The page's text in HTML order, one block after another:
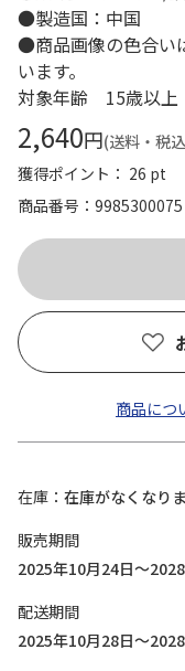
●製造国：中国
●商品画像の色合い
います。
対象年齢 15歳以上
2,640円(送料・税
獲得ポイント： 26 pt
商品番号
9985300075
商品につ
在庫
在庫がなくなり
販売期間
2025年10月24日～
配送期間
2025年10月28日～